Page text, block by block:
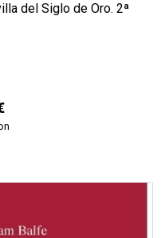
del Siglo de Oro. 2ª